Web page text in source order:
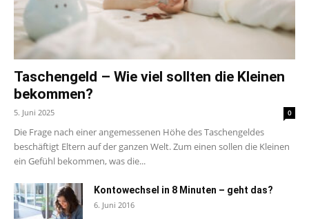
Taschengeld – Wie viel sollten die Kleinen
bekommen?
5. Juni 2025 0
Die Frage nach einer angemessenen Höhe des Taschengeldes
beschäftigt Eltern auf der ganzen Welt. Zum einen sollen die Kleinen
ein Gefühl bekommen, was die...
Kontowechsel in 8 Minuten – geht das?
6. Juni 2016